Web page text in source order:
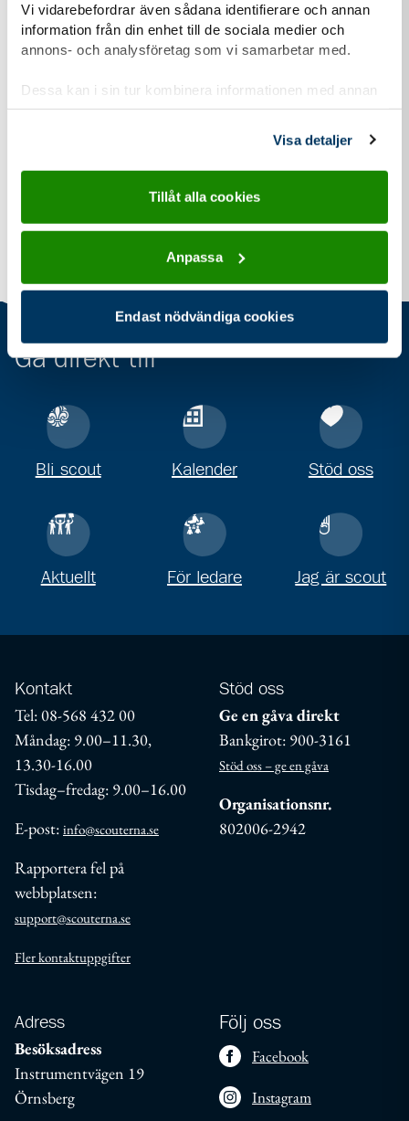
Vi vidarebefordrar även sådana identifierare och annan
information från din enhet till de sociala medier och
annons- och analysföretag som vi samarbetar med.
Dessa kan i sin tur kombinera informationen med annan
information som du har tillhandahållit eller som de har
Visa detaljer
Tillåt alla cookies
Anpassa
Endast nödvändiga cookies
Gå direkt till
Bli scout Kalender Stöd oss
Aktuellt För ledare Jag är scout
Kontakt
Tel: 08-568 432 00
Måndag: 9.00–11.30,
13.30-16.00
Tisdag–fredag: 9.00–16.00
E-post: info@scouterna.se
Rapportera fel på
webbplatsen:
support@scouterna.se
Fler kontaktuppgifter
Stöd oss
Ge en gåva direkt
Bankgirot: 900-3161
Stöd oss – ge en gåva
Organisationsnr.
802006-2942
Adress
Besöksadress
Instrumentvägen 19
Örnsberg
Följ oss
Facebook
Instagram